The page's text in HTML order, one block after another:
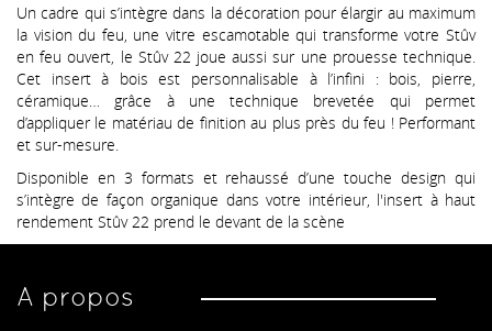
Un cadre qui s’intègre dans la décoration pour élargir au maximum
la vision du feu, une vitre escamotable qui transforme votre Stûv
en feu ouvert, le Stûv 22 joue aussi sur une prouesse technique.
Cet insert à bois est personnalisable à l’infini : bois, pierre,
céramique… grâce à une technique brevetée qui permet
d’appliquer le matériau de finition au plus près du feu ! Performant
et sur-mesure.
Disponible en 3 formats et rehaussé d’une touche design qui
s’intègre de façon organique dans votre intérieur, l'insert à haut
rendement Stûv 22 prend le devant de la scène
A propos